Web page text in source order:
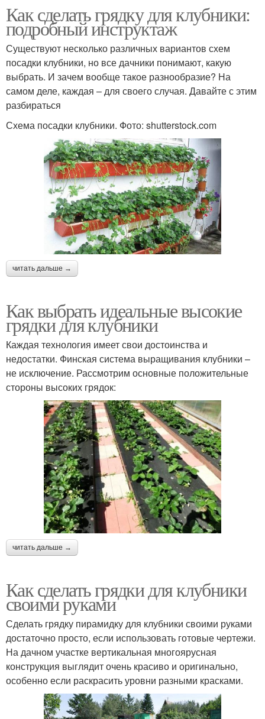
Как сделать грядку для клубники:
подробный инструктаж
Существуют несколько различных вариантов схем
посадки клубники, но все дачники понимают, какую
выбрать. И зачем вообще такое разнообразие? На
самом деле, каждая – для своего случая. Давайте с этим
разбираться
Схема посадки клубники. Фото: shutterstock.com
читать дальше →
Как выбрать идеальные высокие
грядки для клубники
Каждая технология имеет свои достоинства и
недостатки. Финская система выращивания клубники –
не исключение. Рассмотрим основные положительные
стороны высоких грядок:
читать дальше →
Как сделать грядки для клубники
своими руками
Сделать грядку пирамидку для клубники своими руками
достаточно просто, если использовать готовые чертежи.
На дачном участке вертикальная многоярусная
конструкция выглядит очень красиво и оригинально,
особенно если раскрасить уровни разными красками.